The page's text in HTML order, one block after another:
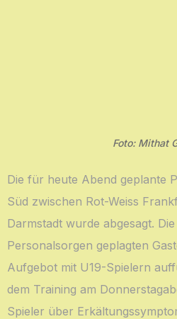
Foto: Mithat
Die für heute Abend geplante
Süd zwischen Rot-Weiss
Darmstadt wurde abgesagt.
Personalsorgen geplagten
Aufgebot mit U19-Spielern
dem Training am
Spieler über